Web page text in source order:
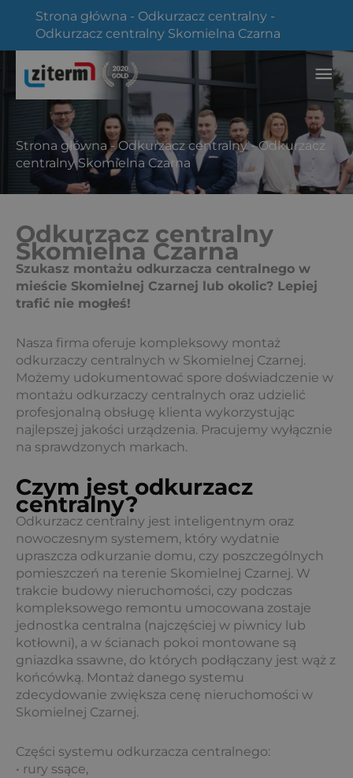
Strona główna - Odkurzacz centralny -
Odkurzacz centralny Skomielna Czarna
Przejdź
Strona główna -Odkurzacz centralny-Odkurzacz
centralny Skomielna Czarna
Odkurzacz centralny
Skomielna Czarna
Szukasz montażu odkurzacza centralnego w
mieście Skomielnej Czarnej lub okolic? Lepiej
trafić nie mogłeś!
Nasza firma oferuje kompleksowy montaż
odkurzaczy centralnych w Skomielnej Czarnej.
Możemy udokumentować spore doświadczenie w
montażu odkurzaczy centralnych oraz udzielić
profesjonalną obsługę klienta wykorzystując
najlepszej jakości urządzenia. Pracujemy wyłącznie
na sprawdzonych markach.
Czym jest odkurzacz
centralny?
Odkurzacz centralny jest inteligentnym oraz
nowoczesnym systemem, który wydatnie
upraszcza odkurzanie domu, czy poszczególnych
pomieszczeń na terenie Skomielnej Czarnej. W
trakcie budowy nieruchomości, czy podczas
kompleksowego remontu umocowana zostaje
jednostka centralna (najczęściej w piwnicy lub
kotłowni), a w ścianach pokoi montowane są
gniazdka ssawne, do których podłączany jest wąż z
końcówką. Montaż danego systemu
zdecydowanie zwiększa cenę nieruchomości w
Skomielnej Czarnej.
Części systemu odkurzacza centralnego:
• rury ssące,